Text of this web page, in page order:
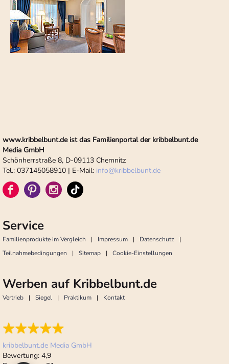
www.kribbelbunt.de ist das Familienportal der kribbelbunt.de
Media GmbH
Schönherrstraße 8, D-09113 Chemnitz
Tel.: 037145058910 | E-Mail: info@kribbelbunt.de
Service
Familienprodukte im Vergleich Impressum
Datenschutz
Teilnahmebedingungen
Sitemap Cookie-Einstellungen
Werben auf Kribbelbunt.de
Vertrieb Siegel Praktikum Kontakt
kribbelbunt.de Media GmbH
Bewertung: 4,9